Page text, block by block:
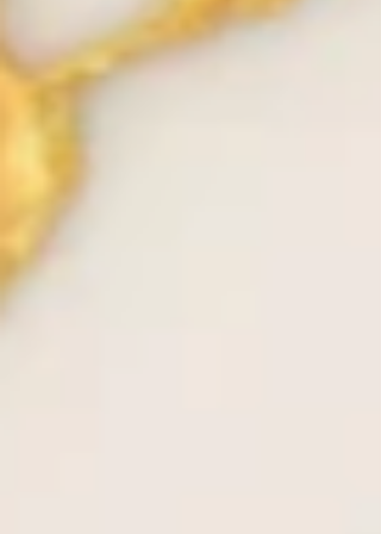
Prunus Persica Kernel Oil,
Butyrospermum Parkii Butter,
Parfum, CI 19140, Limonene.